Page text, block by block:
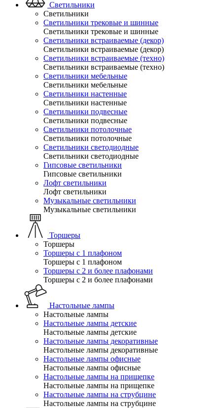
Светильники
Светильники
Светильники трековые и шинные
Светильники трековые и шинные
Светильники встраиваемые (декор)
Светильники встраиваемые (декор)
Светильники встраиваемые (техно)
Светильники встраиваемые (техно)
Светильники мебельные
Светильники мебельные
Светильники настенные
Светильники настенные
Светильники подвесные
Светильники подвесные
Светильники потолочные
Светильники потолочные
Светильники светодиодные
Светильники светодиодные
Гипсовые светильники
Гипсовые светильники
Лофт светильники
Лофт светильники
Музыкальные светильники
Музыкальные светильники
Торшеры
Торшеры
Торшеры с 1 плафоном
Торшеры с 1 плафоном
Торшеры с 2 и более плафонами
Торшеры с 2 и более плафонами
Настольные лампы
Настольные лампы
Настольные лампы детские
Настольные лампы детские
Настольные лампы декоративные
Настольные лампы декоративные
Настольные лампы офисные
Настольные лампы офисные
Настольные лампы на прищепке
Настольные лампы на прищепке
Настольные лампы на струбцине
Настольные лампы на струбцине